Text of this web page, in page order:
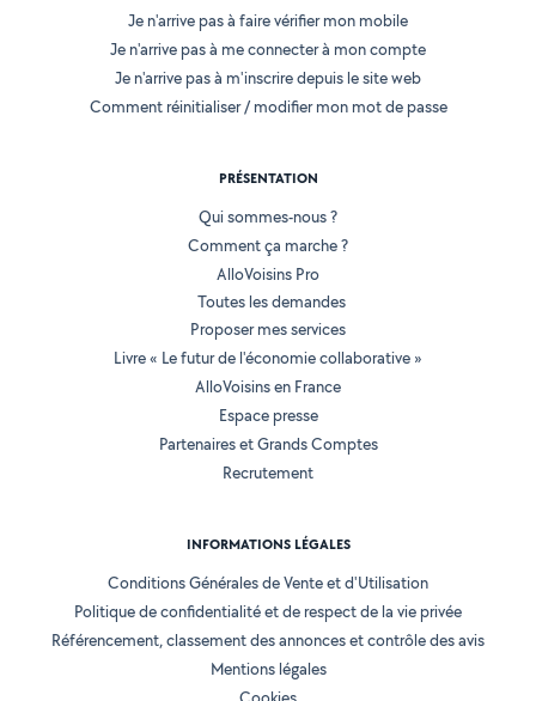
Je n'arrive pas à faire vérifier mon mobile
Je n'arrive pas à me connecter à mon compte
Je n'arrive pas à m'inscrire depuis le site web
Comment réinitialiser / modifier mon mot de passe
PRÉSENTATION
Qui sommes-nous ?
Comment ça marche ?
AlloVoisins Pro
Toutes les demandes
Proposer mes services
Livre « Le futur de l'économie collaborative »
AlloVoisins en France
Espace presse
Partenaires et Grands Comptes
Recrutement
INFORMATIONS LÉGALES
Conditions Générales de Vente et d'Utilisation
Politique de confidentialité et de respect de la vie privée
Référencement, classement des annonces et contrôle des avis
Mentions légales